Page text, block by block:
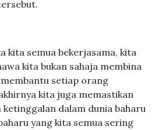
kita semua bekerjasama, kita
kita bukan sahaja membina
setiap orang
kita juga memastikan
ketinggalan dalam dunia baharu
yang kita semua sering